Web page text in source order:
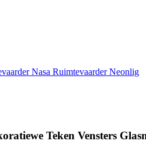
Teken Vensters